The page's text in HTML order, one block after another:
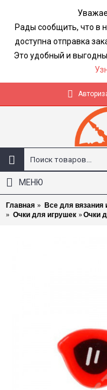
Рады сообщить, что в
доступна отправка
Это удобный и
МЕНЮ
Главная Все для вязания
Очки для игрушек
Очки